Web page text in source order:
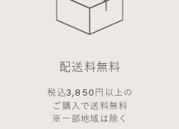
配送料無料
税込3,850円以上の
ご購入で送料無料
※一部地域は除く